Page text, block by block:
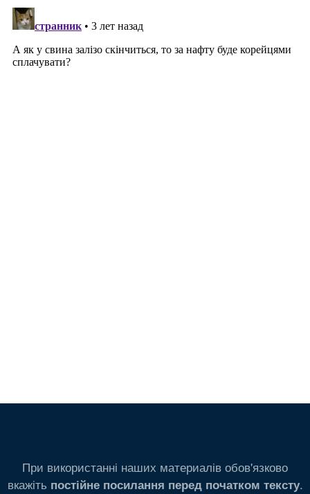
При використанні наших материалів обов'язково
вкажіть постійне посилання перед початком тексту.